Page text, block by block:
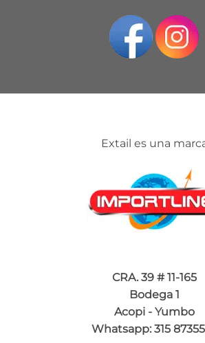
Extail es una
CRA. 39 # 11-165
Bodega 1
Acopi - Yumbo
Whatsapp: 315